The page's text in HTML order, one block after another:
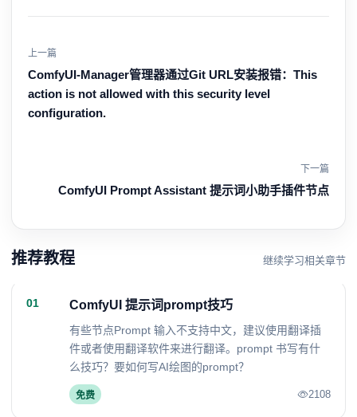
上一篇
ComfyUI-Manager管理器通过Git URL安装报错：This
action is not allowed with this security level
configuration.
下一篇
ComfyUI Prompt Assistant 提示词小助手插件节点
推荐教程 继续学习相关章节
01 ComfyUI 提示词prompt技巧
有些节点Prompt 输入不支持中文，建议使用翻译插
件或者使用翻译软件来进行翻译。prompt 书写有什
么技巧？要如何写AI绘图的prompt？
免费 2108